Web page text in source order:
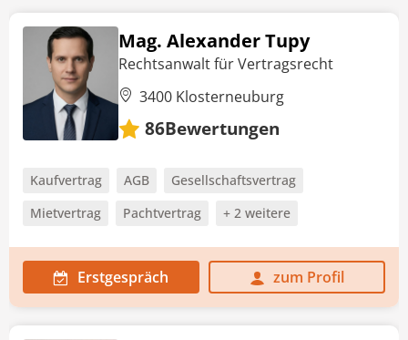
Mag. Alexander Tupy
Rechtsanwalt für Vertragsrecht
3400 Klosterneuburg
86Bewertungen
Kaufvertrag AGB
Gesellschaftsvertrag
Mietvertrag
Pachtvertrag + 2 weitere
Erstgespräch zum Profil